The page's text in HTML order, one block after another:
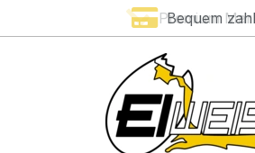
Premium
Bequem